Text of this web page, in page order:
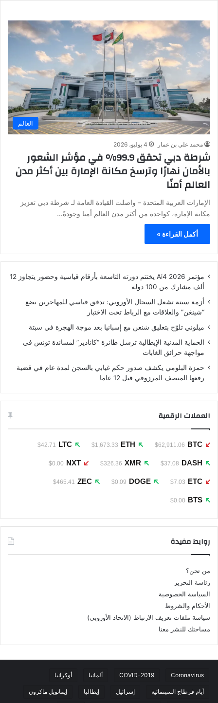
العالم
محمد علي بن عمار 4 يوليو، 2026
شرطة دبي تحقق 99.9% في مؤشر الشعور
بالأمان نهارًا وترسخ مكانة الإمارة بين أكثر مدن
العالم أمنًا
الإمارات العربية المتحدة – واصلت القيادة العامة لـ شرطة دبي تعزيز
مكانة الإمارة، كواحدة من أكثر مدن العالم أمنا وجودةً…
أكمل القراءة »
مؤتمر Ai4 2026 يختتم دورته التاسعة بأرقام قياسية وحضور يتجاوز 12
ألف مشارك من 100 دولة
أزمة سبتة تشعل السجال الأوروبي: تدفق قياسي للمهاجرين يضع
“شينغن” والعلاقات مع الرباط تحت الاختبار
ميلوني تلوّح بتعليق شنغن مع إسبانيا بعد موجة الهجرة في سبتة
الحماية المدنية الإيطالية ترسل طائرة “كانادير” لمساندة تونس في
مواجهة حرائق الغابات
حمزة البلومي يكشف صدور حكم غيابي بالسجن لمدة عام في قضية
رفعها المنصف المرزوقي قبل 12 عاما
العملات الرقمية
BTC
$62,911.06
ETH
$1,673.33
LTC
$42.71
DASH
$37.08
XMR
$326.36
NXT
$0.00
ETC
$7.03
DOGE
$0.09
ZEC
$465.41
BTS
$0.00
روابط مفيدة
من نحن؟
رئاسة التحرير
السياسة الخصوصية
الأحكام والشروط
سياسة ملفات تعريف الارتباط (الاتحاد الأوروبي)
مساحتك للنشر معنا
Coronavirus
COVID-2019 ألمانيا أوكرانيا
أيام قرطاج السينمائية إسرائيل إيطاليا إيمانويل ماكرون